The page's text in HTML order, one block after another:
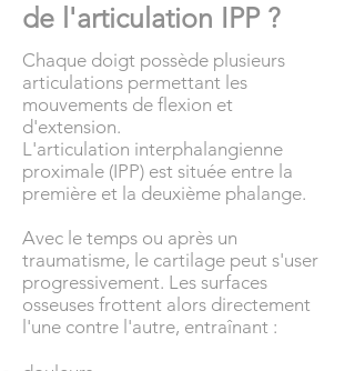
de l'articulation IPP ?
Chaque doigt possède plusieurs
articulations permettant les
mouvements de flexion et
d'extension.
L'articulation interphalangienne
proximale (IPP) est située entre la
première et la deuxième phalange.
Avec le temps ou après un
traumatisme, le cartilage peut s'user
progressivement. Les surfaces
osseuses frottent alors directement
l'une contre l'autre, entraînant :